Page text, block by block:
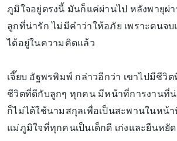
ภูมิใจอยู่ตรงนี้ มันก็แค่ผ่านไป หลังพายุผ่
ลูกที่น่ารัก ไม่มีคำว่าให้อภัย เพราะตนจ
ได้อยู่ในความคิดแล้ว
เจี๊ยบ อัฐพรพิมพ์ กล่าวอีกว่า เขาไปมีชีวิ
ชีวิตที่ดีกับลูกๆ ทุกคน มีหน้าที่การงานที่
ก็ไม่ได้ใช้นามสกุลเพื่อเป็นสะพานในหน้
แม่ภูมิใจที่ทุกคนเป็นเด็กดี เก่งและยืนหยัด